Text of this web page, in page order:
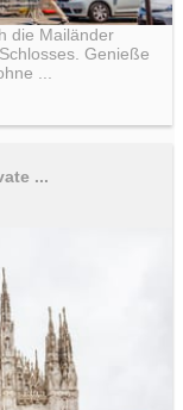
die Mailänder
Genieße
...
...